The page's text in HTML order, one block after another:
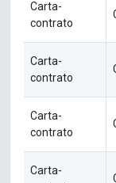
Carta-
contrato
Carta-
contrato
Carta-
contrato
Carta-